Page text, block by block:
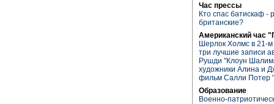
Час прессы
Кто спас батискаф -
британские?
Американский час
Шерлок Холмс в 21-
три лучшие записи
Рушди "Клоун
художники Алина и
фильм Салли Потер
Образование
Военно-